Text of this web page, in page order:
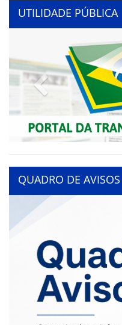
UTILIDADE PÚBLICA
Previous
QUADRO DE AVISOS